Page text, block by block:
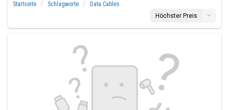
Startseite Schlagworte
Data Cables
Höchster Preis